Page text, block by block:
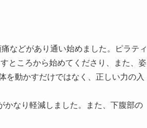
などがあり通い始めました。ピラティ
ところから始めてくださり、また、姿
を動かすだけではなく、正しい力の入
かなり軽減しました。また、下腹部の